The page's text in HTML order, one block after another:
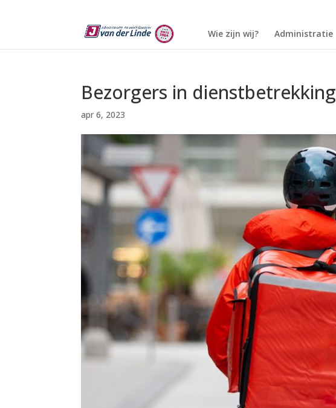
Wie zijn wij? Administratie
Bezorgers in dienstbetrekking
apr 6, 2023